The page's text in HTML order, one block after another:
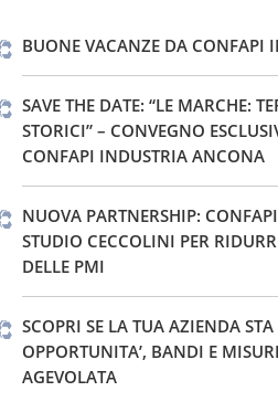
BUONE VACANZE DA CONFAPI
SAVE THE DATE: “LE MARCHE:
STORICI” – CONVEGNO
CONFAPI INDUSTRIA ANCONA
NUOVA PARTNERSHIP:
STUDIO CECCOLINI PER
DELLE PMI
SCOPRI SE LA TUA AZIENDA
OPPORTUNITA’, BANDI E
AGEVOLATA